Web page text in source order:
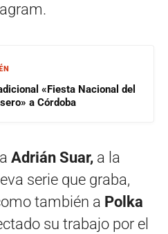
«Fiesta Nacional del
a Córdoba
Adrián Suar, a la
serie que graba,
también a Polka
su trabajo por el